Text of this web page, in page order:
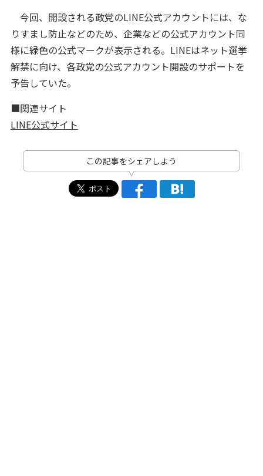
今回、開設される政党のLINE公式アカウントには、な
りすまし防止などのため、企業などの公式アカウント同
様に緑色の公式マークが表示される。LINEはネット選挙
解禁に向け、各政党の公式アカウント開設のサポートを
予告していた。
■関連サイト
LINE公式サイト
この記事をシェアしよう